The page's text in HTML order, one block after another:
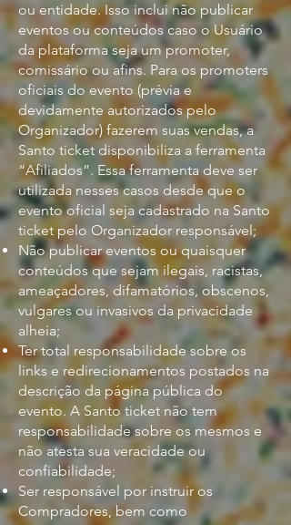
ou entidade. Isso inclui não publicar
eventos ou conteúdos caso o Usuário
da plataforma seja um promoter,
comissário ou afins. Para os promoters
oficiais do evento (prévia e
devidamente autorizados pelo
Organizador) fazerem suas vendas, a
Santo ticket disponibiliza a ferramenta
“Afiliados”. Essa ferramenta deve ser
utilizada nesses casos desde que o
evento oficial seja cadastrado na Santo
ticket pelo Organizador responsável;
Não publicar eventos ou quaisquer
conteúdos que sejam ilegais, racistas,
ameaçadores, difamatórios, obscenos,
vulgares ou invasivos da privacidade
alheia;
Ter total responsabilidade sobre os
links e redirecionamentos postados na
descrição da página pública do
evento. A Santo ticket não tem
responsabilidade sobre os mesmos e
não atesta sua veracidade ou
confiabilidade;
Ser responsável por instruir os
Compradores, bem como